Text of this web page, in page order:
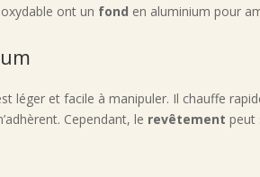
ont un fond en aluminium pour
léger et facile à manipuler. Il chauffe
Cependant, le revêtement peut